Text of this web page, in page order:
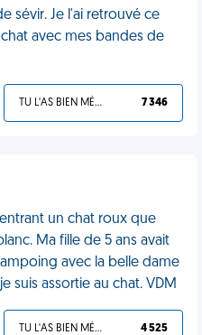
sévir. Je l'ai retrouvé ce
avec mes bandes de
TU L'AS BIEN MÉRITÉ 7 346
un chat roux que
Ma fille de 5 ans avait
avec la belle dame
suis assortie au chat. VDM
TU L'AS BIEN MÉRITÉ 4 525